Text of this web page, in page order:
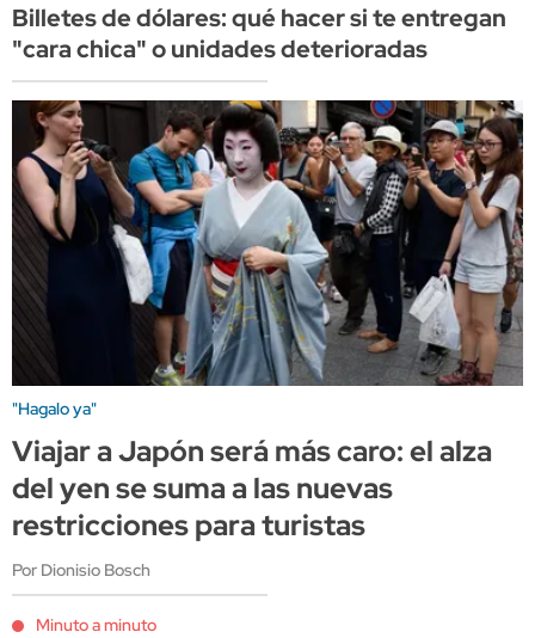
Billetes de dólares: qué hacer si te entregan
"cara chica" o unidades deterioradas
"Hagalo ya"
Viajar a Japón será más caro: el alza
del yen se suma a las nuevas
restricciones para turistas
Por Dionisio Bosch
Minuto a minuto